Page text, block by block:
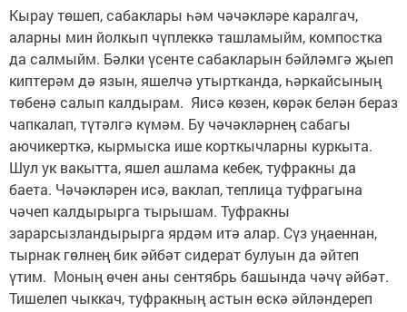
Кырау төшеп, сабаклары һәм чәчәкләре каралгач,
аларны мин йолкып чүплеккә ташламыйм, компостка
да салмыйм. Бәлки үсенте сабакларын бәйләмгә җыеп
киптерәм дә язын, яшелчә утыртканда, һәркайсының
төбенә салып калдырам. Яисә көзен, көрәк белән бераз
чапкалап, түтәлгә күмәм. Бу чәчәкләрнең сабагы
аючикерткә, кырмыска ише корткычларны куркыта.
Шул ук вакытта, яшел ашлама кебек, туфракны да
баета. Чәчәкләрен исә, ваклап, теплица туфрагына
чәчеп калдырырга тырышам. Туфракны
зарарсызландырырга ярдәм итә алар. Сүз уңаеннан,
тырнак гөлнең бик әйбәт сидерат булуын да әйтеп
үтим. Моның өчен аны сентябрь башында чәчү әйбәт.
Тишелеп чыккач, туфракның астын өскә әйләндереп